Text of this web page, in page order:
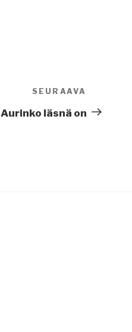
artikkeli
SEURAAVA
Aurinko läsnä on